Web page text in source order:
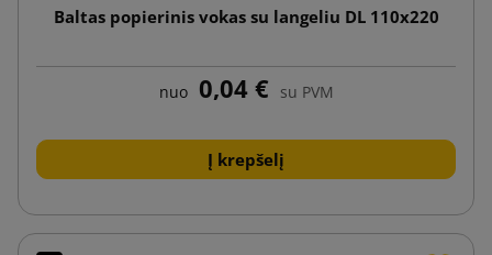
Baltas popierinis vokas su langeliu DL 110x220
nuo 0,04 € su PVM
Į krepšelį